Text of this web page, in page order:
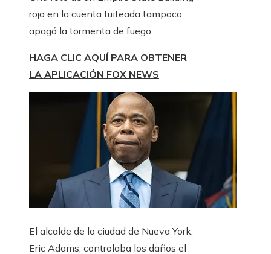
rojo en la cuenta tuiteada tampoco
apagó la tormenta de fuego.
HAGA CLIC AQUÍ PARA OBTENER
LA APLICACIÓN FOX NEWS
El alcalde de la ciudad de Nueva York,
Eric Adams, controlaba los daños el